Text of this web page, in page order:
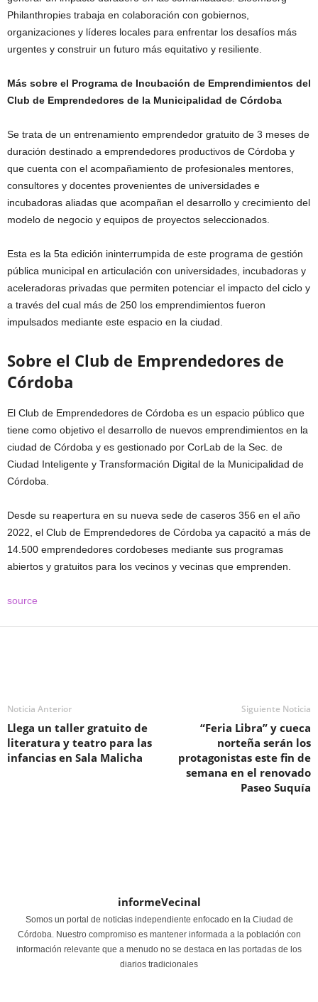
Philanthropies trabaja en colaboración con gobiernos,
organizaciones y líderes locales para enfrentar los desafíos más
urgentes y construir un futuro más equitativo y resiliente.
Más sobre el Programa de Incubación de Emprendimientos del
Club de Emprendedores de la Municipalidad de Córdoba
Se trata de un entrenamiento emprendedor gratuito de 3 meses de
duración destinado a emprendedores productivos de Córdoba y
que cuenta con el acompañamiento de profesionales mentores,
consultores y docentes provenientes de universidades e
incubadoras aliadas que acompañan el desarrollo y crecimiento del
modelo de negocio y equipos de proyectos seleccionados.
Esta es la 5ta edición ininterrumpida de este programa de gestión
pública municipal en articulación con universidades, incubadoras y
aceleradoras privadas que permiten potenciar el impacto del ciclo y
a través del cual más de 250 los emprendimientos fueron
impulsados mediante este espacio en la ciudad.
Sobre el Club de Emprendedores de
Córdoba
El Club de Emprendedores de Córdoba es un espacio público que
tiene como objetivo el desarrollo de nuevos emprendimientos en la
ciudad de Córdoba y es gestionado por CorLab de la Sec. de
Ciudad Inteligente y Transformación Digital de la Municipalidad de
Córdoba.
Desde su reapertura en su nueva sede de caseros 356 en el año
2022, el Club de Emprendedores de Córdoba ya capacitó a más de
14.500 emprendedores cordobeses mediante sus programas
abiertos y gratuitos para los vecinos y vecinas que emprenden.
source
Noticia Anterior
Llega un taller gratuito de
literatura y teatro para las
infancias en Sala Malicha
Siguiente Noticia
“Feria Libra” y cueca
norteña serán los
protagonistas este fin de
semana en el renovado
Paseo Suquía
informeVecinal
Somos un portal de noticias independiente enfocado en la Ciudad de
Córdoba. Nuestro compromiso es mantener informada a la población con
información relevante que a menudo no se destaca en las portadas de los
diarios tradicionales